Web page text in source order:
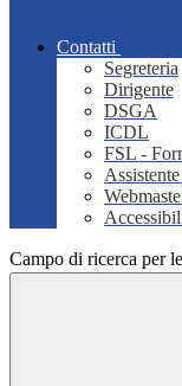
Contatti
Segreteria
Dirigente
DSGA
ICDL
FSL -
Campo di ricerca per